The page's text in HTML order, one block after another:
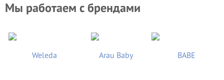
Мы работаем с брендами